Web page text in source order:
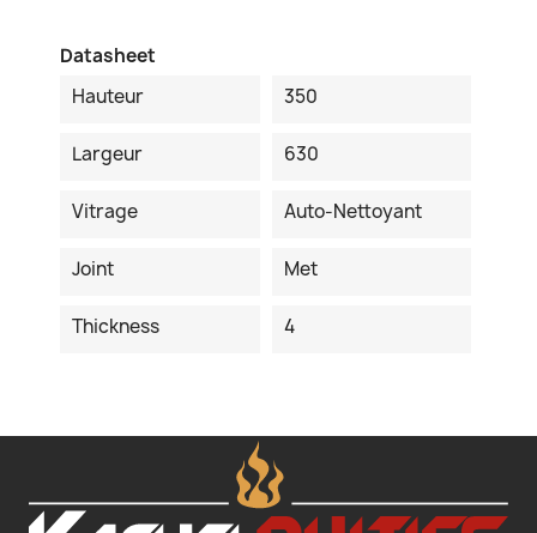
Datasheet
Hauteur
350
Largeur 630
Vitrage Auto-Nettoyant
Joint Met
Thickness 4